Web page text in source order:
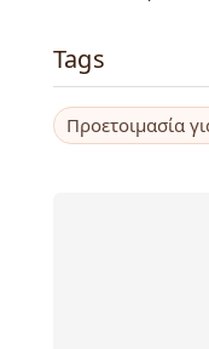
Tags
Προετοιμασία